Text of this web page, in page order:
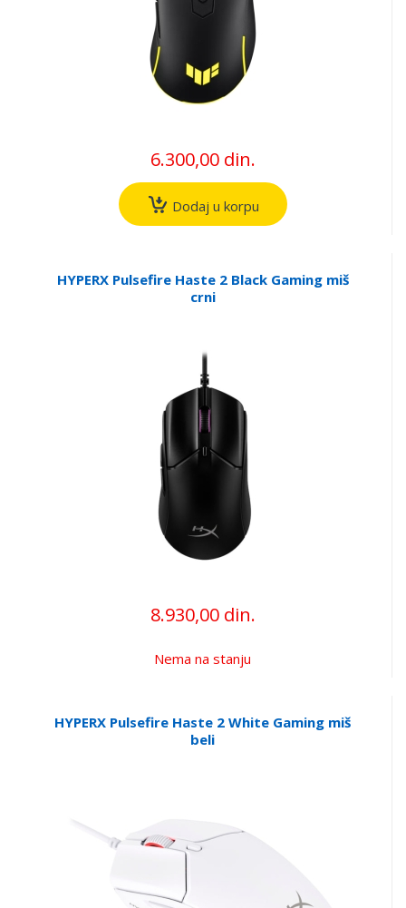
6.300,00 din.
Dodaj u korpu
HYPERX Pulsefire Haste 2 Black Gaming miš
crni
8.930,00 din.
Nema na stanju
HYPERX Pulsefire Haste 2 White Gaming miš
beli